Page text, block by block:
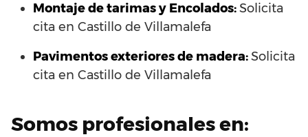
Montaje de tarimas y Encolados:Solicita
cita en Castillo de Villamalefa
Pavimentos exteriores de madera:Solicita
cita en Castillo de Villamalefa
Somos profesionales en: